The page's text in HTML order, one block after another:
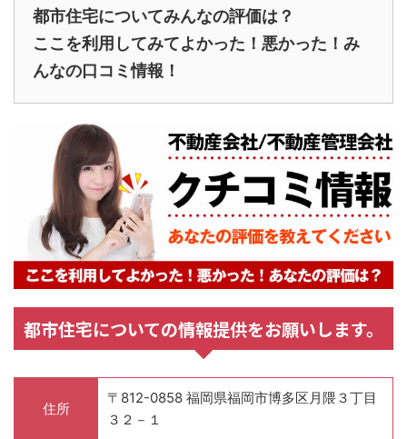
都市住宅についてみんなの評価は？
ここを利用してみてよかった！悪かった！み
んなの口コミ情報！
都市住宅についての情報提供をお願いします。
住所
〒812-0858 福岡県福岡市博多区月隈３丁目
３２－１